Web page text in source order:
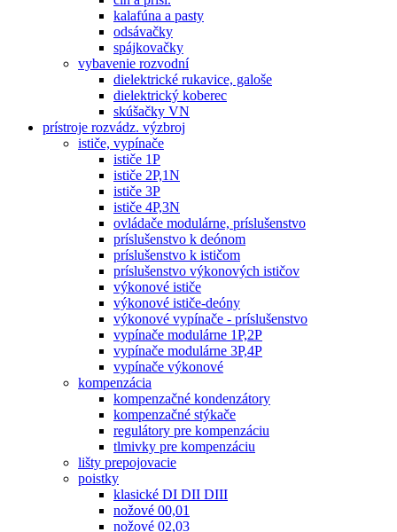
kalafúna a pasty
odsávačky
spájkovačky
vybavenie rozvodní
dielektrické rukavice, galoše
dielektrický koberec
skúšačky VN
prístroje rozvádz. výzbroj
ističe, vypínače
ističe 1P
ističe 2P,1N
ističe 3P
ističe 4P,3N
ovládače modulárne, príslušenstvo
príslušenstvo k deónom
príslušenstvo k ističom
príslušenstvo výkonových ističov
výkonové ističe
výkonové ističe-deóny
výkonové vypínače - príslušenstvo
vypínače modulárne 1P,2P
vypínače modulárne 3P,4P
vypínače výkonové
kompenzácia
kompenzačné kondenzátory
kompenzačné stýkače
regulátory pre kompenzáciu
tlmivky pre kompenzáciu
lišty prepojovacie
poistky
klasické DI DII DIII
nožové 00,01
nožové 02,03